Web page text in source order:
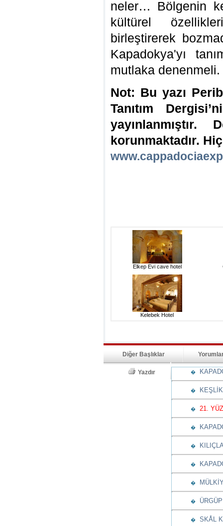
neler… Bölgenin
kültürel
birleştirerek
Kapadokya'yı
mutlaka denenmeli.
Not: Bu yazı
Tanıtım
korunmaktadır.
Elkep Evi cave hotel
Kelebek Hotel
Diğer Başlıklar
Yazdır �
�
� 21.
�
�
�
�
�
� SKÅL